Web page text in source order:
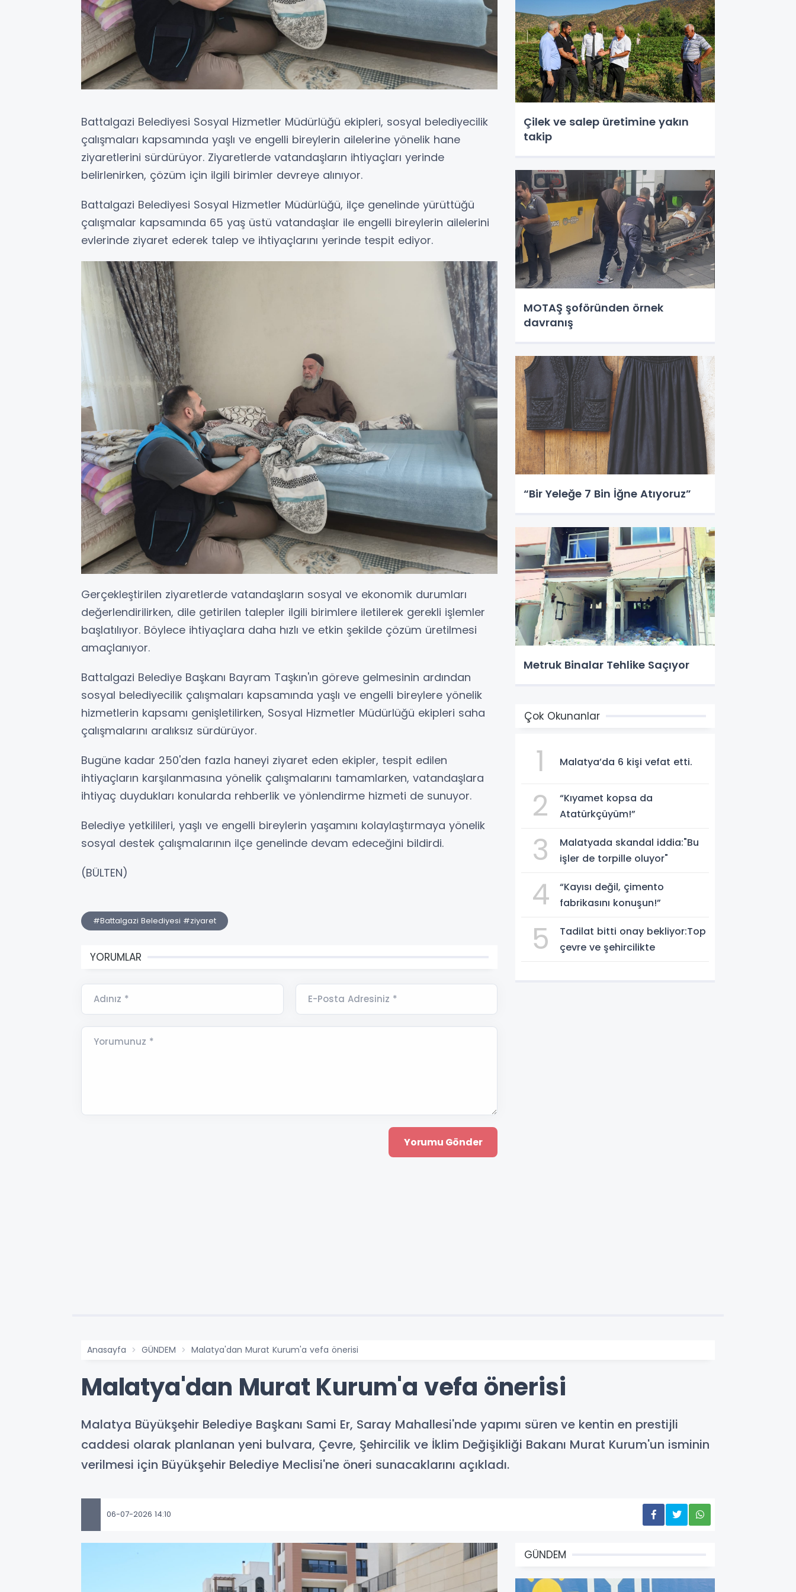
Battalgazi Belediyesi Sosyal Hizmetler Müdürlüğü ekipleri, sosyal belediyecilik
çalışmaları kapsamında yaşlı ve engelli bireylerin ailelerine yönelik hane
ziyaretlerini sürdürüyor. Ziyaretlerde vatandaşların ihtiyaçları yerinde
belirlenirken, çözüm için ilgili birimler devreye alınıyor.
Battalgazi Belediyesi Sosyal Hizmetler Müdürlüğü, ilçe genelinde yürüttüğü
çalışmalar kapsamında 65 yaş üstü vatandaşlar ile engelli bireylerin ailelerini
evlerinde ziyaret ederek talep ve ihtiyaçlarını yerinde tespit ediyor.
Gerçekleştirilen ziyaretlerde vatandaşların sosyal ve ekonomik durumları
değerlendirilirken, dile getirilen talepler ilgili birimlere iletilerek gerekli işlemler
başlatılıyor. Böylece ihtiyaçlara daha hızlı ve etkin şekilde çözüm üretilmesi
amaçlanıyor.
Battalgazi Belediye Başkanı Bayram Taşkın'ın göreve gelmesinin ardından
sosyal belediyecilik çalışmaları kapsamında yaşlı ve engelli bireylere yönelik
hizmetlerin kapsamı genişletilirken, Sosyal Hizmetler Müdürlüğü ekipleri saha
çalışmalarını aralıksız sürdürüyor.
Bugüne kadar 250'den fazla haneyi ziyaret eden ekipler, tespit edilen
ihtiyaçların karşılanmasına yönelik çalışmalarını tamamlarken, vatandaşlara
ihtiyaç duydukları konularda rehberlik ve yönlendirme hizmeti de sunuyor.
Belediye yetkilileri, yaşlı ve engelli bireylerin yaşamını kolaylaştırmaya yönelik
sosyal destek çalışmalarının ilçe genelinde devam edeceğini bildirdi.
(BÜLTEN)
#Battalgazi Belediyesi #ziyaret
YORUMLAR
Adınız * E-Posta Adresiniz *
Yorumunuz *
Çilek ve salep üretimine yakın
takip
MOTAŞ şoföründen örnek
davranış
“Bir Yeleğe 7 Bin İğne Atıyoruz”
Metruk Binalar Tehlike Saçıyor
Çok Okunanlar
1 Malatya’da 6 kişi vefat etti.
2
“Kıyamet kopsa da
Atatürkçüyüm!”
3
Malatyada skandal iddia:"Bu
işler de torpille oluyor"
4
“Kayısı değil, çimento
fabrikasını konuşun!”
5
Tadilat bitti onay bekliyor:Top
çevre ve şehircilikte
Anasayfa GÜNDEM Malatya'dan Murat Kurum'a vefa önerisi
Malatya'dan Murat Kurum'a vefa önerisi
Malatya Büyükşehir Belediye Başkanı Sami Er, Saray Mahallesi'nde yapımı süren ve kentin en prestijli
caddesi olarak planlanan yeni bulvara, Çevre, Şehircilik ve İklim Değişikliği Bakanı Murat Kurum'un isminin
verilmesi için Büyükşehir Belediye Meclisi'ne öneri sunacaklarını açıkladı.
06-07-2026 14:10
GÜNDEM